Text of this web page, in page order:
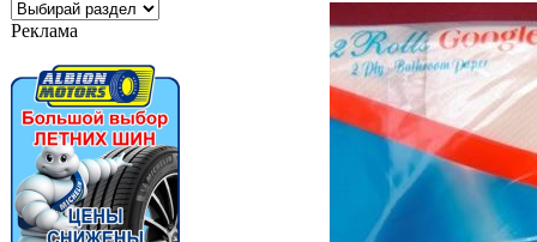
Реклама